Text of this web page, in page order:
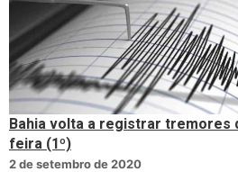
Bahia volta a registrar tremores
feira (1º)
2 de setembro de 2020